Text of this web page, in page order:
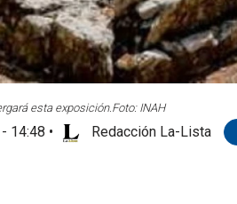
esta exposición. Foto: INAH
14:48 • Redacción La-Lista